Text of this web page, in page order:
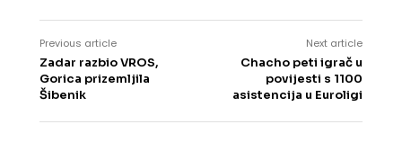
Previous article
Zadar razbio VROS,
Gorica prizemljila
Šibenik
Next article
Chacho peti igrač u
povijesti s 1100
asistencija u Euroligi